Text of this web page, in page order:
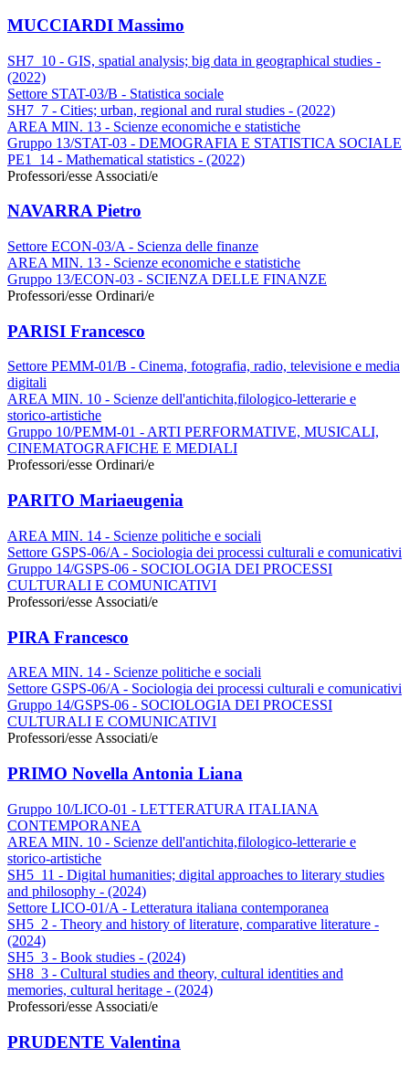
MUCCIARDI Massimo
SH7_10 - GIS, spatial analysis; big data in geographical studies -
(2022)
Settore STAT-03/B - Statistica sociale
SH7_7 - Cities; urban, regional and rural studies - (2022)
AREA MIN. 13 - Scienze economiche e statistiche
Gruppo 13/STAT-03 - DEMOGRAFIA E STATISTICA SOCIALE
PE1_14 - Mathematical statistics - (2022)
Professori/esse Associati/e
NAVARRA Pietro
Settore ECON-03/A - Scienza delle finanze
AREA MIN. 13 - Scienze economiche e statistiche
Gruppo 13/ECON-03 - SCIENZA DELLE FINANZE
Professori/esse Ordinari/e
PARISI Francesco
Settore PEMM-01/B - Cinema, fotografia, radio, televisione e media
digitali
AREA MIN. 10 - Scienze dell'antichita,filologico-letterarie e
storico-artistiche
Gruppo 10/PEMM-01 - ARTI PERFORMATIVE, MUSICALI,
CINEMATOGRAFICHE E MEDIALI
Professori/esse Ordinari/e
PARITO Mariaeugenia
AREA MIN. 14 - Scienze politiche e sociali
Settore GSPS-06/A - Sociologia dei processi culturali e comunicativi
Gruppo 14/GSPS-06 - SOCIOLOGIA DEI PROCESSI
CULTURALI E COMUNICATIVI
Professori/esse Associati/e
PIRA Francesco
AREA MIN. 14 - Scienze politiche e sociali
Settore GSPS-06/A - Sociologia dei processi culturali e comunicativi
Gruppo 14/GSPS-06 - SOCIOLOGIA DEI PROCESSI
CULTURALI E COMUNICATIVI
Professori/esse Associati/e
PRIMO Novella Antonia Liana
Gruppo 10/LICO-01 - LETTERATURA ITALIANA
CONTEMPORANEA
AREA MIN. 10 - Scienze dell'antichita,filologico-letterarie e
storico-artistiche
SH5_11 - Digital humanities; digital approaches to literary studies
and philosophy - (2024)
Settore LICO-01/A - Letteratura italiana contemporanea
SH5_2 - Theory and history of literature, comparative literature -
(2024)
SH5_3 - Book studies - (2024)
SH8_3 - Cultural studies and theory, cultural identities and
memories, cultural heritage - (2024)
Professori/esse Associati/e
PRUDENTE Valentina